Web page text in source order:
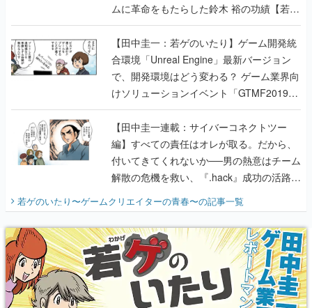
ムに革命をもたらした鈴木 裕の功績【若ゲ
のいたり】
【田中圭一：若ゲのいたり】ゲーム開発統
合環境「Unreal Engine」最新バージョン
で、開発環境はどう変わる？ ゲーム業界向
けソリューションイベント「GTMF2019」
に行って、より理解を深めよう【PR】
【田中圭一連載：サイバーコネクトツー
編】すべての責任はオレが取る。だから、
付いてきてくれないか──男の熱意はチーム
解散の危機を救い、『.hack』成功の活路を
『少年ジャンプ』色だった【若ゲのいた
り】
若ゲのいたり〜ゲームクリエイターの青春〜の記事一覧